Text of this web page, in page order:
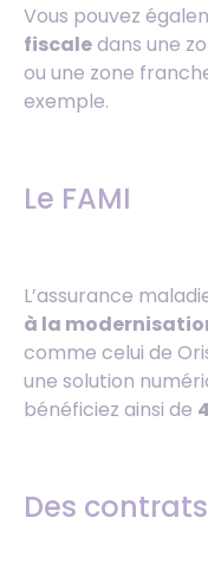
Vous pouvez
fiscaledans une
ou une zone
exemple.
Le FAMI
L’assurance
à la
comme celui de
une solution
bénéficiez ainsi de
Des